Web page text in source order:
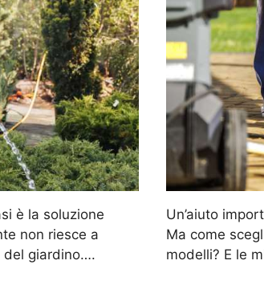
è la soluzione
non riesce a
del giardino….
Un’aiuto
Ma come
modelli? E le